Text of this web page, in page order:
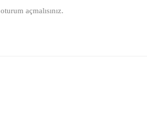
oturum açmalısınız.